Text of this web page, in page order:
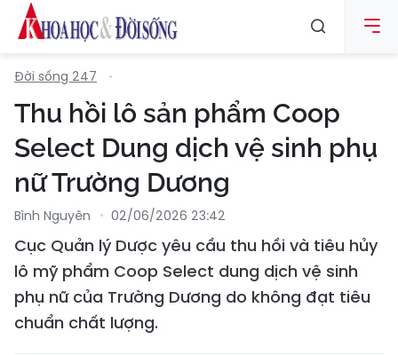
Đời sống 247
Thu hồi lô sản phẩm Coop
Select Dung dịch vệ sinh phụ
nữ Trường Dương
Bình Nguyên 02/06/2026 23:42
Cục Quản lý Dược yêu cầu thu hồi và tiêu hủy
lô mỹ phẩm Coop Select dung dịch vệ sinh
phụ nữ của Trường Dương do không đạt tiêu
chuẩn chất lượng.